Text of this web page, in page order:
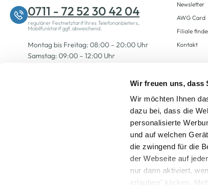
Wir freuen uns, dass
Wir möchten Ihnen
dazu bei, dass die
personalisierte
und auf welchen
die zwingend für die
der Webseite auf
nur dann aktiviert,
erlauben" klicken.
0711 - 72 52 30 42 04
regulärer Festnetztarif Ihres Telefonanbieters,
Mobilfunktarif ggf. abweichend.
Montag bis Freitag: 08:00 – 20:00 Uhr
Samstag: 09:00 – 12:00 Uhr
Newsletter
AWG Card
Filiale
Kontakt
Alle Preise